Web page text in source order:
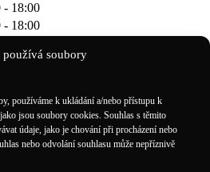
používá soubory
používáme k ukládání a/nebo přístupu k
jsou soubory cookies. Souhlas s těmito
údaje, jako je chování při procházení nebo
nebo odvolání souhlasu může nepříznivě
- 18:00
- 18:00